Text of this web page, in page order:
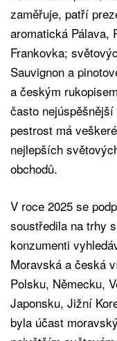
zaměřuje, patří
aromatická Pálava,
Frankovka;
Sauvignon a
a českým
často
pestrost má
nejlepších
obchodů.
V roce 2025 se
soustředila na trhy
konzumenti
Moravská a česká
Polsku, Německu,
Japonsku, Jižní
byla účast